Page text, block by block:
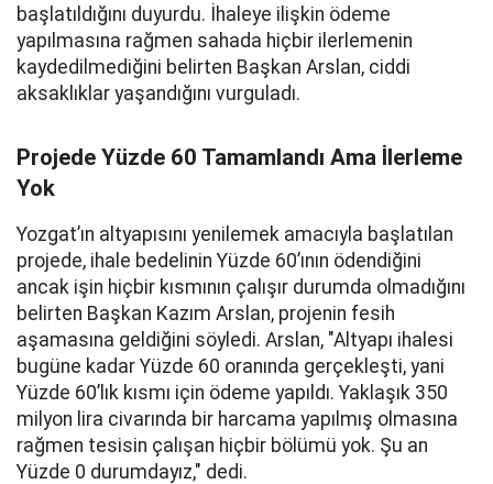
başlatıldığını duyurdu. İhaleye ilişkin ödeme
yapılmasına rağmen sahada hiçbir ilerlemenin
kaydedilmediğini belirten Başkan Arslan, ciddi
aksaklıklar yaşandığını vurguladı.
Projede Yüzde 60 Tamamlandı Ama İlerleme
Yok
Yozgat’ın altyapısını yenilemek amacıyla başlatılan
projede, ihale bedelinin Yüzde 60’ının ödendiğini
ancak işin hiçbir kısmının çalışır durumda olmadığını
belirten Başkan Kazım Arslan, projenin fesih
aşamasına geldiğini söyledi. Arslan, "Altyapı ihalesi
bugüne kadar Yüzde 60 oranında gerçekleşti, yani
Yüzde 60’lık kısmı için ödeme yapıldı. Yaklaşık 350
milyon lira civarında bir harcama yapılmış olmasına
rağmen tesisin çalışan hiçbir bölümü yok. Şu an
Yüzde 0 durumdayız," dedi.